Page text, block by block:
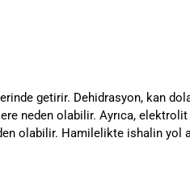
getirir. Dehidrasyon, kan
neden olabilir. Ayrıca,
olabilir. Hamilelikte ishalin